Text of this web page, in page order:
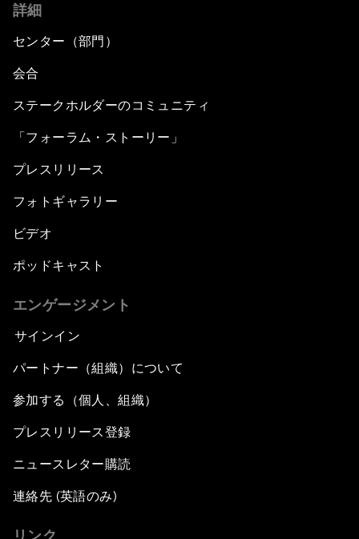
詳細
センター（部門）
会合
ステークホルダーのコミュニティ
「フォーラム・ストーリー」
プレスリリース
フォトギャラリー
ビデオ
ポッドキャスト
エンゲージメント
サインイン
パートナー（組織）について
参加する（個人、組織）
プレスリリース登録
ニュースレター購読
連絡先 (英語のみ)
リンク